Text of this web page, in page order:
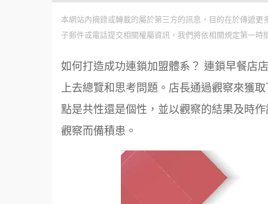
本網站內摘錄或轉載的屬於第三方的訊息，目的在於傳遞
子郵件或電話提交相關權屬資訊，我們將依相關規定第一時
如何打造成功連鎖加盟體系？ 連鎖早餐店
上去總覽和思考問題。店長通過觀察來獲
點是共性還是個性，並以觀察的結果及時
觀察而備積患。